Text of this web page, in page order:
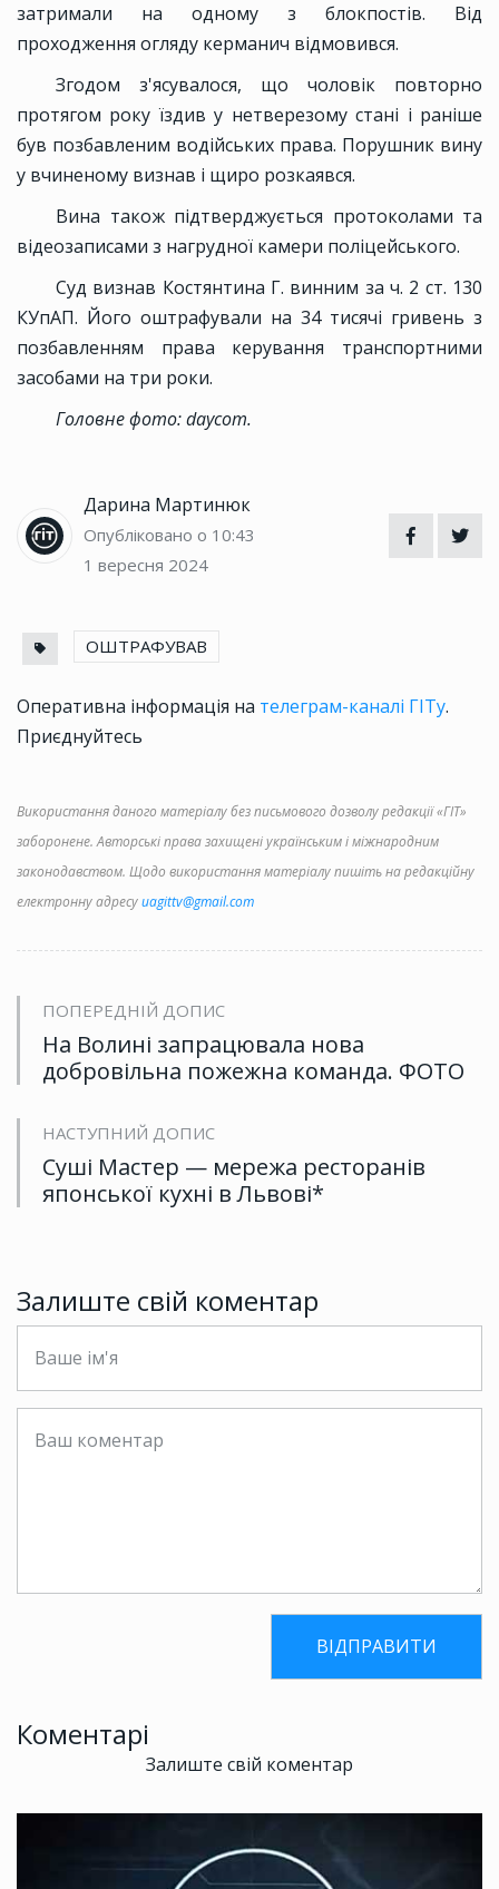
затримали на одному з блокпостів. Від
проходження огляду керманич відмовився.
Згодом з'ясувалося, що чоловік повторно
протягом року їздив у нетверезому стані і раніше
був позбавленим водійських права. Порушник вину
у вчиненому визнав і щиро розкаявся.
Вина також підтверджується протоколами та
відеозаписами з нагрудної камери поліцейського.
Суд визнав Костянтина Г. винним за ч. 2 ст. 130
КУпАП. Його оштрафували на 34 тисячі гривень з
позбавленням права керування транспортними
засобами на три роки.
Головне фото: daycom.
Дарина Мартинюк
Опубліковано о 10:43
1 вересня 2024
ОШТРАФУВАВ
Оперативна інформація на телеграм-каналі ГІТу.
Приєднуйтесь
Використання даного матеріалу без письмового дозволу редакції «ГІТ»
заборонене. Авторські права захищені українським і міжнародним
законодавством. Щодо використання матеріалу пишіть на редакційну
електронну адресуuagittv@gmail.com
ПОПЕРЕДНІЙ ДОПИС
На Волині запрацювала нова
добровільна пожежна команда. ФОТО
НАСТУПНИЙ ДОПИС
Суші Мастер — мережа ресторанів
японської кухні в Львові*
Залиште свій коментар
Коментарі
Залиште свій коментар